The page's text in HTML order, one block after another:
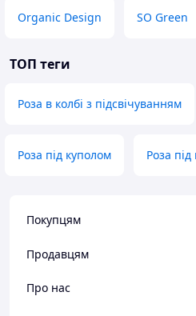
Organic Design SO Green
ТОП теги
Роза в колбі з підсвічуванням
Роза під куполом Роза
Покупцям
Продавцям
Про нас